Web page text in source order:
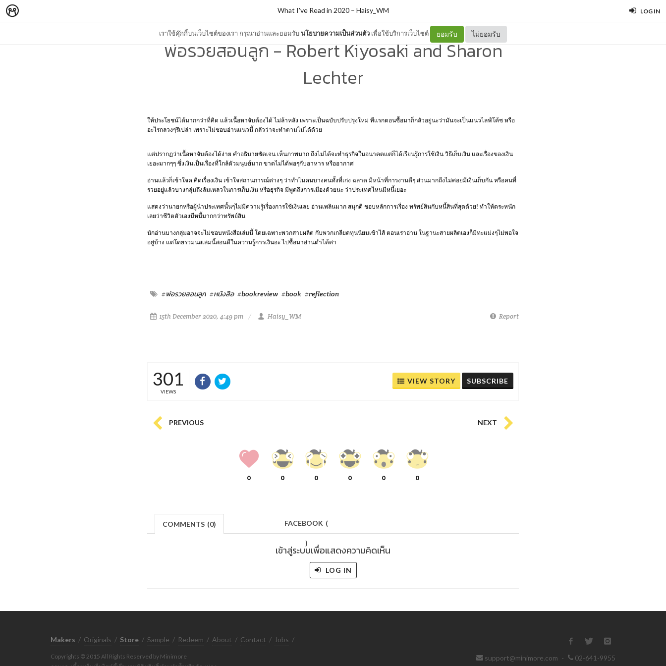
LOG IN
เราใช้คุ๊กกี้บนเว็บไซต์ของเรา กรุณาอ่านและยอมรับนโยบายความเป็นส่วนตัว เพื่อใช้บริการเว็บไซต์ ยอมรับ ไม่ยอมรับ
What I've Read in 2020– Haisy_WM
พ่อรวยสอนลูก - Robert Kiyosaki and Sharon
Lechter
ให้ประโยชน์ได้มากกว่าที่คิด แล้วเนื้อหาจับต้องได้ ไม่ล้าหลัง เพราะเป็นฉบับปรับปรุงใหม่ ทีแรกตอนซื้อมาก็กลัวอยู่นะว่ามันจะเป็นแนวไลฟ์โค้ช หรือ
อะไรกลวงๆรึเปล่า เพราะไม่ชอบอ่านแนวนี้ กลัวว่าจะทำตามไม่ได้ด้วย
แต่ปรากฏว่าเนื้อหาจับต้องได้ง่าย คำอธิบายชัดเจน เห็นภาพมาก ถึงไม่ได้จะทำธุรกิจในอนาคตแต่ก็ได้เรียนรู้การใช้เงิน วิธีเก็บเงิน และเรื่องของเงิน
เยอะมากๆๆ ซึ่งเงินเป็นเรื่องที่ใกล้ตัวมนุษย์มาก ขาดไม่ได้พอๆกับอาหาร หรืออากาศ
อ่านแล้วก็เข้าใจค.คิดเรื่องเงิน เข้าใจสถานการณ์ต่างๆ ว่าทำไมคนบางคนทั้งที่เก่ง ฉลาด มีหน้าที่การงานดีๆ ส่วนมากถึงไม่ค่อยมีเงินเก็บกัน หรือคนที่
รวยอยู่แล้วบางกลุ่มถึงล้มเหลวในการเก็บเงิน หรือธุรกิจ มีพูดถึงการเมืองด้วยนะ ว่าประเทศไหนมีหนี้เยอะ
แสดงว่านายกหรือผู้นำประเทศนั้นๆไม่มีความรู้เรื่องการใช้เงินเลย อ่านเพลินมาก สนุกดี ชอบหลักการเรื่อง ทรัพย์สินกับหนี้สินที่สุดด้วย! ทำให้ตระหนัก
เลยว่าชีวิตตัวเองมีหนี้มากกว่าทรัพย์สิน
นักอ่านบางกลุ่มอาจจะไม่ชอบหนังสือเล่มนี้ โดยเฉพาะพวกสายผลิต กับพวกเกลียดทุนนิยมเข้าไส้ ตอนเราอ่าน ในฐานะสายผลิตเองก็มีทะแม่งๆไม่พอใจ
อยู่บ้าง แต่โดยรวมนสเล่มนี้สอนดีในความรู้การเงินอะ ไปซื้อมาอ่านตำได้ค่า
#พ่อรวยสอนลูก #หนังสือ #bookreview #book #reflection
15th December 2020, 4:49 pm Haisy_WM Report
301
VIEWS
VIEW STORY SUBSCRIBE
PREVIOUS NEXT
0 0 0 0 0 0
COMMENTS (0) FACEBOOK (
)
เข้าสู่ระบบเพื่อแสดงความคิดเห็น
LOG IN
Makers / Originals / Store / Sample / Redeem / About / Contact / Jobs /
Copyrights © 2015 All Rights Reserved by Minimore
support@minimore.com · 02-641-9955